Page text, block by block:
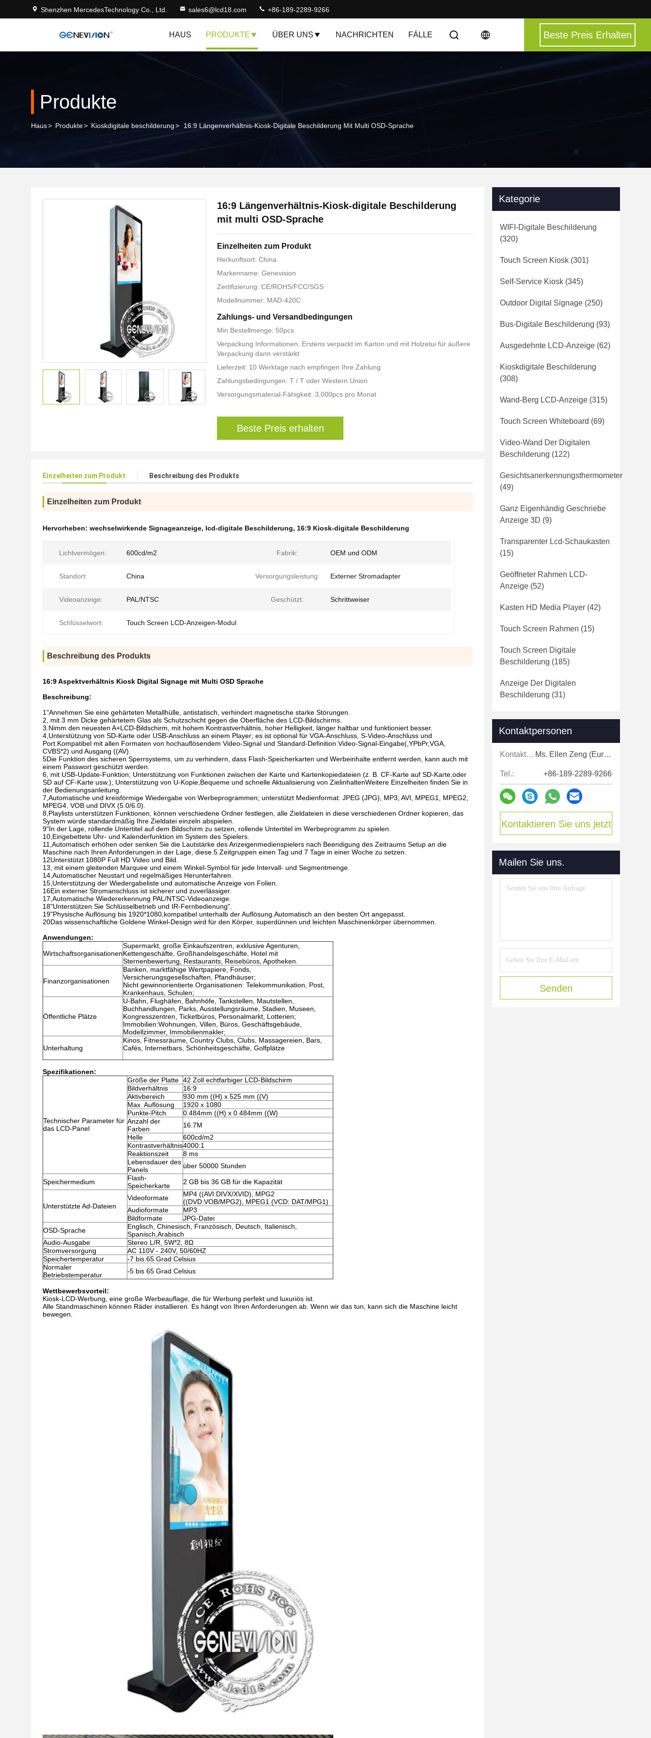
Shenzhen MercedesTechnology Co., Ltd. sales6@lcd18.com +86-189-2289-9266
HAUS PRODUKTE ÜBER UNS NACHRICHTEN FÄLLE Beste Preis Erhalten
Produkte
Haus> Produkte> Kioskdigitale beschilderung> 16:9 Längenverhältnis-Kiosk-Digitale Beschilderung Mit Multi OSD-Sprache
16:9 Längenverhältnis-Kiosk-digitale Beschilderung
mit multi OSD-Sprache
Einzelheiten zum Produkt
Herkunftsort: China
Markenname: Genevision
Zertifizierung: CE/ROHS/FCC/SGS
Modellnummer: MAD-420C
Zahlungs- und Versandbedingungen
Min Bestellmenge: 50pcs
Verpackung Informationen: Erstens verpackt im Karton und mit Holzetui für äußere
Verpackung dann verstärkt
Lieferzeit: 10 Werktage nach empfingen Ihre Zahlung
Zahlungsbedingungen: T / T oder Western Union
Versorgungsmaterial-Fähigkeit: 3,000pcs pro Monat
Beste Preis erhalten
Einzelheiten zum Produkt Beschreibung des Produkts
Einzelheiten zum Produkt
Hervorheben: wechselwirkende Signageanzeige, lcd-digitale Beschilderung, 16:9 Kiosk-digitale Beschilderung
Lichtvermögen: 600cd/m2 Fabrik: OEM und ODM
Standort: China Versorgungsleistung: Externer Stromadapter
Videoanzeige: PAL/NTSC Geschützt: Schrittweiser
Schlüsselwort: Touch Screen LCD-Anzeigen-Modul
Beschreibung des Produkts
16:9 Aspektverhältnis Kiosk Digital Signage mit Multi OSD Sprache
Beschreibung:
1"Annehmen Sie eine gehärteten Metallhülle, antistatisch, verhindert magnetische starke Störungen.
2, mit 3 mm Dicke gehärtetem Glas als Schutzschicht gegen die Oberfläche des LCD-Bildschirms.
3.Nimm den neuesten A+LCD-Bildschirm, mit hohem Kontrastverhältnis, hoher Helligkeit, länger haltbar und funktioniert besser.
4,Unterstützung von SD-Karte oder USB-Anschluss an einem Player; es ist optional für VGA-Anschluss, S-Video-Anschluss und
Port.Kompatibel mit allen Formaten von hochauflösendem Video-Signal und Standard-Definition Video-Signal-Eingabe(,YPbPr,VGA,
CVBS*2) und Ausgang ((AV).
5Die Funktion des sicheren Sperrsystems, um zu verhindern, dass Flash-Speicherkarten und Werbeinhalte entfernt werden, kann auch mit
einem Passwort geschützt werden.
6, mit USB-Update-Funktion; Unterstützung von Funktionen zwischen der Karte und Kartenkopiedateien (z. B. CF-Karte auf SD-Karte,oder
SD auf CF-Karte usw.); Unterstützung von U-Kopie,Bequeme und schnelle Aktualisierung von ZielinhaltenWeitere Einzelheiten finden Sie in
der Bedienungsanleitung.
7,Automatische und kreisförmige Wiedergabe von Werbeprogrammen; unterstützt Medienformat: JPEG (JPG), MP3, AVI, MPEG1, MPEG2,
MPEG4, VOB und DIVX (5.0/6.0).
8,Playlists unterstützen Funktionen, können verschiedene Ordner festlegen, alle Zieldateien in diese verschiedenen Ordner kopieren, das
System würde standardmäßig Ihre Zieldatei einzeln abspielen.
9"In der Lage, rollende Untertitel auf dem Bildschirm zu setzen, rollende Untertitel im Werbeprogramm zu spielen.
10,Eingebettete Uhr- und Kalenderfunktion im System des Spielers.
11,Automatisch erhöhen oder senken Sie die Lautstärke des Anzeigenmedienspielers nach Beendigung des Zeitraums Setup an die
Maschine nach Ihren Anforderungen.in der Lage, diese 5 Zeitgruppen einen Tag und 7 Tage in einer Woche zu setzen.
12Unterstützt 1080P Full HD Video und Bild.
13, mit einem gleitenden Marquee und einem Winkel-Symbol für jede Intervall- und Segmentmenge.
14,Automatischer Neustart und regelmäßiges Herunterfahren.
15,Unterstützung der Wiedergabeliste und automatische Anzeige von Folien.
16Ein externer Stromanschluss ist sicherer und zuverlässiger.
17,Automatische Wiedererkennung PAL/NTSC-Videoanzeige.
18"Unterstützen Sie Schlüsselbetrieb und IR-Fernbedienung".
19"Physische Auflösung bis 1920*1080,kompatibel unterhalb der Auflösung.Automatisch an den besten Ort angepasst.
20Das wissenschaftliche Goldene Winkel-Design wird für den Körper, superdünnen und leichten Maschinenkörper übernommen.
Anwendungen:
Wirtschaftsorganisationen
Supermarkt, große Einkaufszentren, exklusive Agenturen,
Kettengeschäfte, Großhandelsgeschäfte, Hotel mit
Sternenbewertung, Restaurants, Reisebüros, Apotheken.
Finanzorganisationen
Banken, marktfähige Wertpapiere, Fonds,
Versicherungsgesellschaften, Pfandhäuser;
Nicht gewinnorientierte Organisationen: Telekommunikation, Post,
Krankenhaus, Schulen;
Öffentliche Plätze
U-Bahn, Flughäfen, Bahnhöfe, Tankstellen, Mautstellen,
Buchhandlungen, Parks, Ausstellungsräume, Stadien, Museen,
Kongresszentren, Ticketbüros, Personalmarkt, Lotterien;
Immobilien:Wohnungen, Villen, Büros, Geschäftsgebäude,
Modellzimmer, Immobilienmakler;
Unterhaltung
Kinos, Fitnessräume, Country Clubs, Clubs, Massagereien, Bars,
Cafés, Internetbars, Schönheitsgeschäfte, Golfplätze
Spezifikationen:
Technischer Parameter für
das LCD-Panel
Größe der Platte 42 Zoll echtfarbiger LCD-Bildschirm
Bildverhältnis
16:9
Aktivbereich
930 mm ((H) x 525 mm ((V)
Max. Auflösung
1920 x 1080
Punkte-Pitch
0.484mm ((H) x 0.484mm ((W)
Anzahl der
Farben
16.7M
Helle
600cd/m2
Kontrastverhältnis4000:1
Reaktionszeit
8 ms
Lebensdauer des
Panels
über 50000 Stunden
Speichermedium
Flash-
Speicherkarte
2 GB bis 36 GB für die Kapazität
Unterstützte Ad-Dateien
Videoformate
MP4 ((AVI:DIVX/XVID), MPG2
((DVD:VOB/MPG2), MPEG1 (VCD: DAT/MPG1)
Audioformate
MP3
Bildformate
JPG-Datei
OSD-Sprache
Englisch, Chinesisch, Französisch, Deutsch, Italienisch,
Spanisch,Arabisch
Audio-Ausgabe
Stereo L/R, 5W*2, 8Ω
Stromversorgung
AC 110V - 240V, 50/60HZ
Speichertemperatur
-7 bis 65 Grad Celsius
Normaler
Betriebstemperatur
-5 bis 65 Grad Celsius
Wettbewerbsvorteil:
Kiosk-LCD-Werbung, eine große Werbeauflage, die für Werbung perfekt und luxuriös ist.
Alle Standmaschinen können Räder installieren. Es hängt von Ihren Anforderungen ab. Wenn wir das tun, kann sich die Maschine leicht
bewegen.
Kategorie
WIFI-Digitale Beschilderung
(320)
Touch Screen Kiosk (301)
Self-Service Kiosk (345)
Outdoor Digital Signage (250)
Bus-Digitale Beschilderung (93)
Ausgedehnte LCD-Anzeige (62)
Kioskdigitale Beschilderung
(308)
Wand-Berg LCD-Anzeige (315)
Touch Screen Whiteboard (69)
Video-Wand Der Digitalen
Beschilderung (122)
Gesichtsanerkennungsthermometer
(49)
Ganz Eigenhändig Geschriebe
Anzeige 3D (9)
Transparenter Lcd-Schaukasten
(15)
Geöffneter Rahmen LCD-
Anzeige (52)
Kasten HD Media Player (42)
Touch Screen Rahmen (15)
Touch Screen Digitale
Beschilderung (185)
Anzeige Der Digitalen
Beschilderung (31)
Kontaktpersonen
Kontaktpersonen: Ms. Ellen Zeng (Europe, North and Shouth America)
Tel.: +86-189-2289-9266
Kontaktieren Sie uns jetzt
Mailen Sie uns.
Senden